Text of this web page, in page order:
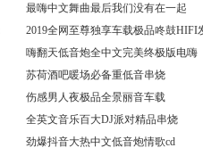
最嗨中文舞曲最后我们没有在一起
2019全网至尊独享车载极品咚鼓HIFI
嗨翻天低音炮全中文完美终极版电嗨
苏荷酒吧暖场必备重低音串烧
伤感男人夜极品全景丽音车载
全英文音乐百大DJ派对精品串烧
劲爆抖音大热中文低音炮情歌cd